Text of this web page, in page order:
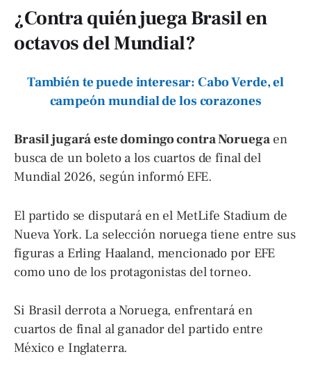
¿Contra quién juega Brasil en
octavos del Mundial?
También te puede interesar: Cabo Verde, el
campeón mundial de los corazones
Brasil jugará este domingo contra Noruegaen
busca de un boleto a los cuartos de final del
Mundial 2026, según informó EFE.
El partido se disputará en el MetLife Stadium de
Nueva York. La selección noruega tiene entre sus
figuras a Erling Haaland, mencionado por EFE
como uno de los protagonistas del torneo.
Si Brasil derrota a Noruega, enfrentará en
cuartos de final al ganador del partido entre
México e Inglaterra.